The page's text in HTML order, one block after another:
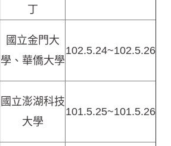
丁
國立金門大
學、華僑大學
102.5.24~102.5.26
國立澎湖科技
大學
101.5.25~101.5.26